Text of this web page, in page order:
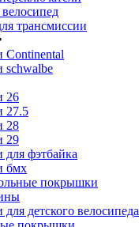
трансмиссии
26
27.5
28
29
фэтбайка
бмх
покрышки
детского велосипеда